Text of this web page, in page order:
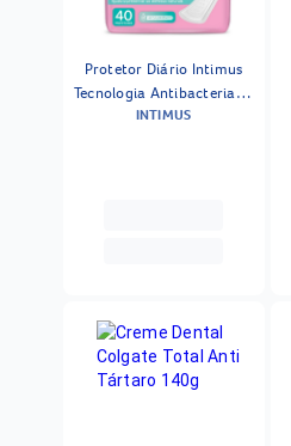
Protetor Diário Intimus
Tecnologia Antibacteriana
Leve Mais Por Menos 40
INTIMUS